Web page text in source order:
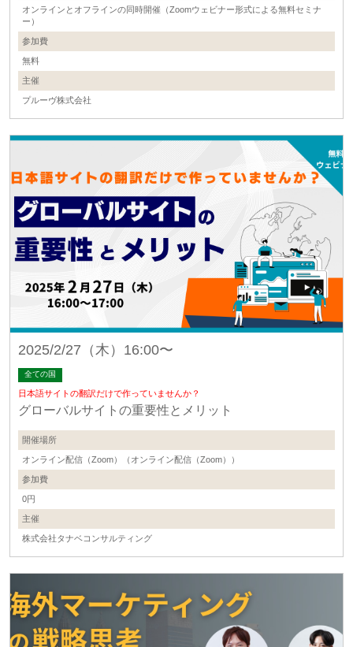
オンラインとオフラインの同時開催（Zoomウェビナー形式による無料セミナ
ー）
参加費
無料
主催
プルーヴ株式会社
2025/2/27（木）16:00〜
全ての国
日本語サイトの翻訳だけで作っていませんか？
グローバルサイトの重要性とメリット
開催場所
オンライン配信（Zoom）（オンライン配信（Zoom））
参加費
0円
主催
株式会社タナベコンサルティング